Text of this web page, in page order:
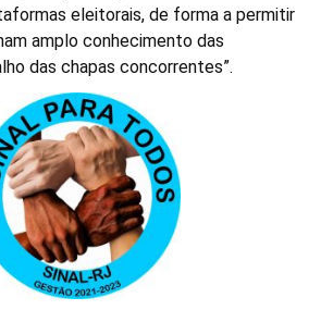
eleitorais, de forma a permitir
amplo conhecimento das
das chapas concorrentes”.